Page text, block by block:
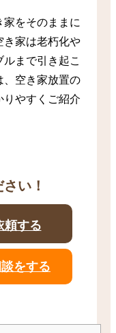
家をそのままに
き家は老朽化や
まで引き起こ
、空き家放置の
りやすくご紹介
い！
頼する
をする